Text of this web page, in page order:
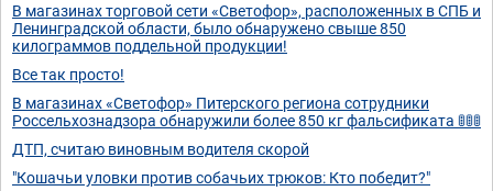
В магазинах торговой сети «Светофор», расположенных в СПБ и
Ленинградской области, было обнаружено свыше 850
килограммов поддельной продукции!
Все так просто!
В магазинах «Светофор» Питерского региона сотрудники
Россельхознадзора обнаружили более 850 кг фальсификата 🚦🚦🚦
ДТП, считаю виновным водителя скорой
"Кошачьи уловки против собачьих трюков: Кто победит?"